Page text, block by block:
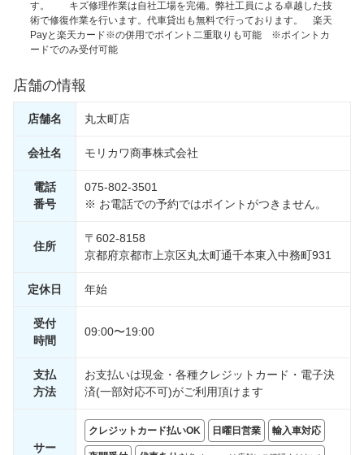
す。 キズ修理作業は自社工場を完備。弊社工員による卓越した技
術で修復作業を行います。代車貸出も無料で行っております。 楽天
Payと楽天カード※の併用でポイント二重取りも可能 ※ポイントカ
ードでのみ受付可能
店舗の情報
店舗名 丸太町店
会社名 モリカワ商事株式会社
電話
番号
075-802-3501
※ お電話での予約ではポイントがつきません。
住所
〒602-8158
京都府京都市上京区丸太町通千本東入中務町931
定休日 年始
受付
時間
09:00〜19:00
支払
方法
お支払いは現金・各種クレジットカード・電子決
済(一部対応不可)がご利用頂けます
サー
クレジットカード払いOK 日曜日営業 輸入車対応